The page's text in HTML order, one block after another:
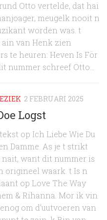
Otto vertelde, dat hai
meugelk nooit n
worden was. t
van Henk zien
te heuren: Heven Is För
nummer schreef Otto...
2 FEBRUARI 2025
Logst
op Ich Liebe Wie Du
Damme. As je t strikt
want dit nummer is
origineel waark. t Is n
op Love The Way
& Rihanna. Mor ik vin
om d’uutvoeren van